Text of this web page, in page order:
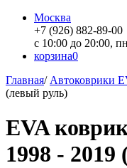
Москва
+7 (926) 882-89-00
с 10:00 до 20:00,
корзина0
Главная/ Автоковрики
(левый руль)
EVA
1998 -